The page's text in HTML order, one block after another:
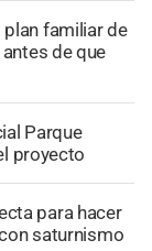
plan familiar de
de que
Parque
proyecto
para hacer
saturnismo